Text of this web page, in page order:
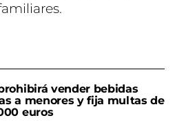
vender bebidas
a menores y fija multas de
euros